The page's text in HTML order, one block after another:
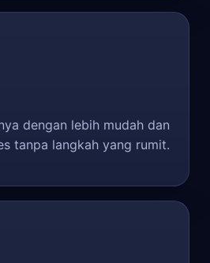
dengan lebih mudah dan
tanpa langkah yang rumit.